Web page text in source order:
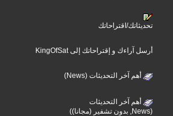
تحديثاتك/اقتراحاتك
أرسل آراءك و إقتراحاتك إلى KingOfSat
أهم آخر التحديثات (News)
أهم آخر التحديثات
(News, بدون تشفير (مجانا))